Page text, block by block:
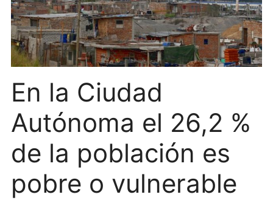
En la Ciudad
Autónoma el 26,2 %
de la población es
pobre o vulnerable